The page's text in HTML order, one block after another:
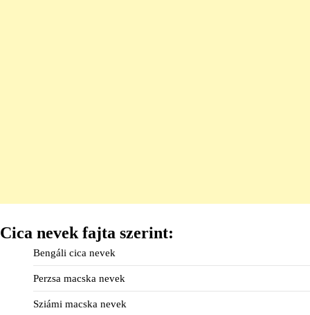
Cica nevek fajta szerint:
Bengáli cica nevek
Perzsa macska nevek
Sziámi macska nevek